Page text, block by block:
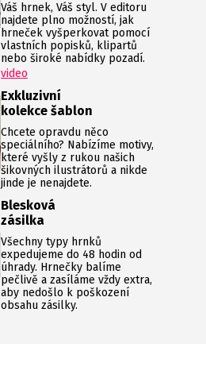
Váš hrnek, Váš styl. V editoru
najdete plno možností, jak
hrneček vyšperkovat pomocí
vlastních popisků, klipartů
nebo široké nabídky pozadí.
video
Exkluzivní
kolekce šablon
Chcete opravdu něco
speciálního? Nabízíme motivy,
které vyšly z rukou našich
šikovných ilustrátorů a nikde
jinde je nenajdete.
Blesková
zásilka
Všechny typy hrnků
expedujeme do 48 hodin od
úhrady. Hrnečky balíme
pečlivě a zasíláme vždy extra,
aby nedošlo k poškození
obsahu zásilky.